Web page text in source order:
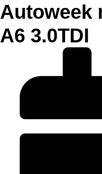
Autoweek
A6 3.0TDI